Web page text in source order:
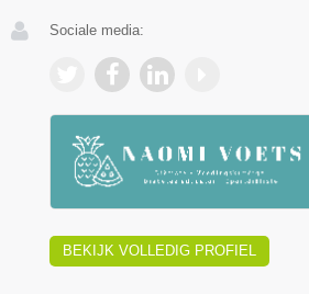
Sociale media:
BEKIJK VOLLEDIG PROFIEL